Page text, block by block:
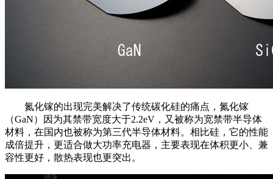
氮化镓的出现完美解决了传统碳化硅的痛点，氮化镓
（GaN）因为其禁带宽度大于2.2eV，又被称为宽禁带半导体
材料，在国内也被称为第三代半导体材料。相比硅，它的性能
成倍提升，更适合做大功率充电器，主要表现在体积更小、兼
容性更好，散热表现也更突出。